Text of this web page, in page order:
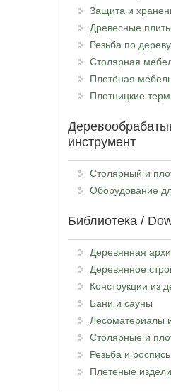
Защита и
Древесные плиты
Резьба по дереву
Столярная
Плетёная
Плотницкие
инструмент
Столярный и
Оборудование
Библиотека /
Деревянная
Деревянное
Конструкции из
Бани и сауны
Лесоматериалы
Столярные и
Резьба и
Плетеные